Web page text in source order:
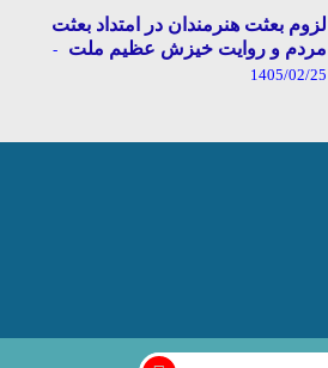
لزوم بعثت هنرمندان در امتداد بعثت
مردم و روایت خیزش عظیم ملت
-
1405/02/25